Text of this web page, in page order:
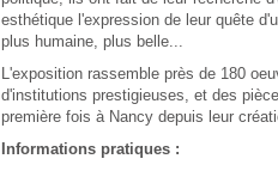
esthétique l'expression de leur quête
plus humaine, plus belle...
L'exposition rassemble près de 180
d'institutions prestigieuses, et des
première fois à Nancy depuis leur
Informations pratiques :